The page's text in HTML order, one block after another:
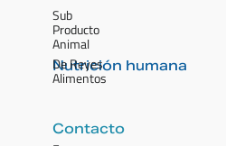
Sub
Producto
Animal
Nutrición humana
De Reyes
Alimentos
Contacto